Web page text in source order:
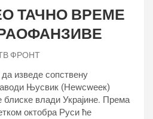
ТАЧНО ВРЕМЕ
ФРОНТ
изведе сопствену
Њусвик (Неwсwеек)
блиске влади Украјине. Према
октобра Руси ће